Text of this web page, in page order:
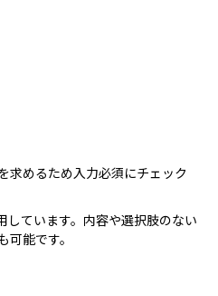
求めるため入力必須にチェック
ています。 内容や選択肢のない
能です。